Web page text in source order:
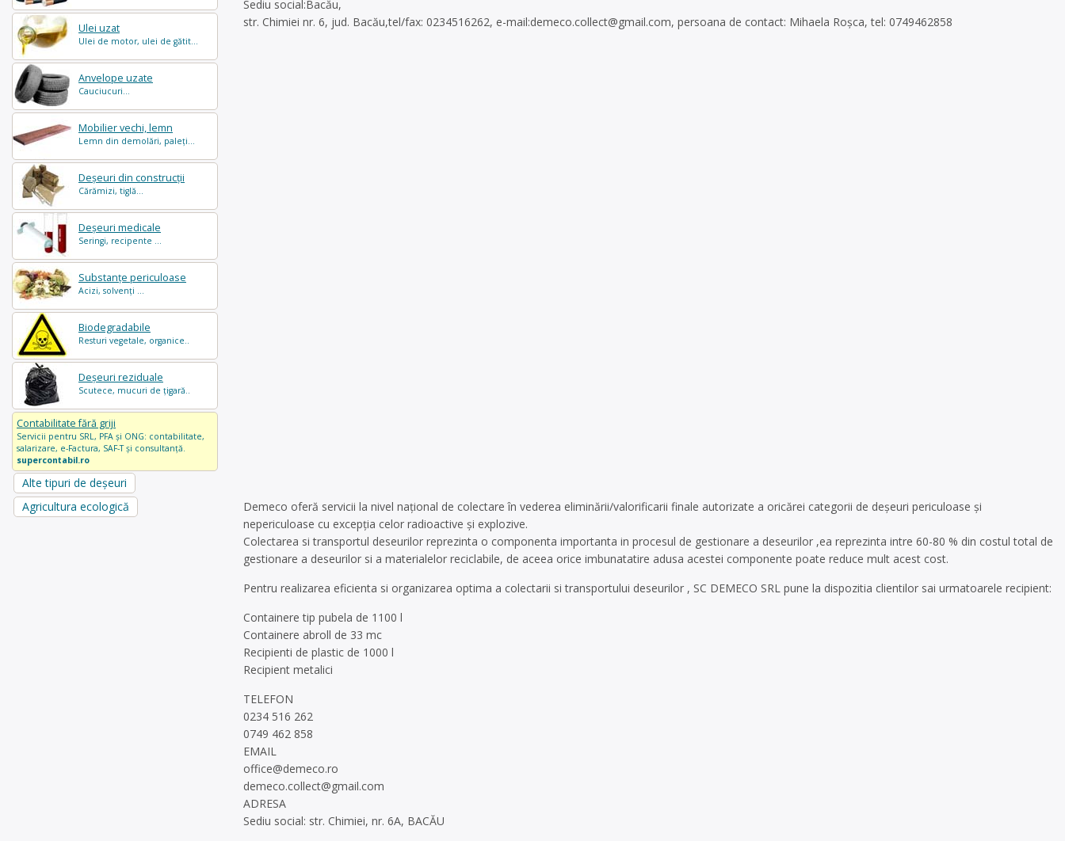
Ulei uzat
Ulei de motor, ulei de gătit...
Anvelope uzate
Cauciucuri...
Mobilier vechi, lemn
Lemn din demolări, paleți...
Deșeuri din construcții
Cărămizi, tiglă...
Deșeuri medicale
Seringi, recipente ...
Substanțe periculoase
Acizi, solvenți ...
Biodegradabile
Resturi vegetale, organice..
Deșeuri reziduale
Scutece, mucuri de țigară..
Contabilitate fără griji
Servicii pentru SRL, PFA și ONG: contabilitate,
salarizare, e-Factura, SAF-T și consultanță.
supercontabil.ro
Alte tipuri de deșeuri
Agricultura ecologică
Sediu social:Bacău,
str. Chimiei nr. 6, jud. Bacău,tel/fax: 0234516262, e-mail:demeco.collect@gmail.com, persoana de contact: Mihaela Roșca, tel: 0749462858
Demeco oferă servicii la nivel naţional de colectare în vederea eliminării/valorificarii finale autorizate a oricărei categorii de deșeuri periculoase și
nepericuloase cu excepţia celor radioactive şi explozive.
Colectarea si transportul deseurilor reprezinta o componenta importanta in procesul de gestionare a deseurilor ,ea reprezinta intre 60-80 % din costul total de
gestionare a deseurilor si a materialelor reciclabile, de aceea orice imbunatatire adusa acestei componente poate reduce mult acest cost.
Pentru realizarea eficienta si organizarea optima a colectarii si transportului deseurilor , SC DEMECO SRL pune la dispozitia clientilor sai urmatoarele recipient:
Containere tip pubela de 1100 l
Containere abroll de 33 mc
Recipienti de plastic de 1000 l
Recipient metalici
TELEFON
0234 516 262
0749 462 858
EMAIL
office@demeco.ro
demeco.collect@gmail.com
ADRESA
Sediu social: str. Chimiei, nr. 6A, BACĂU